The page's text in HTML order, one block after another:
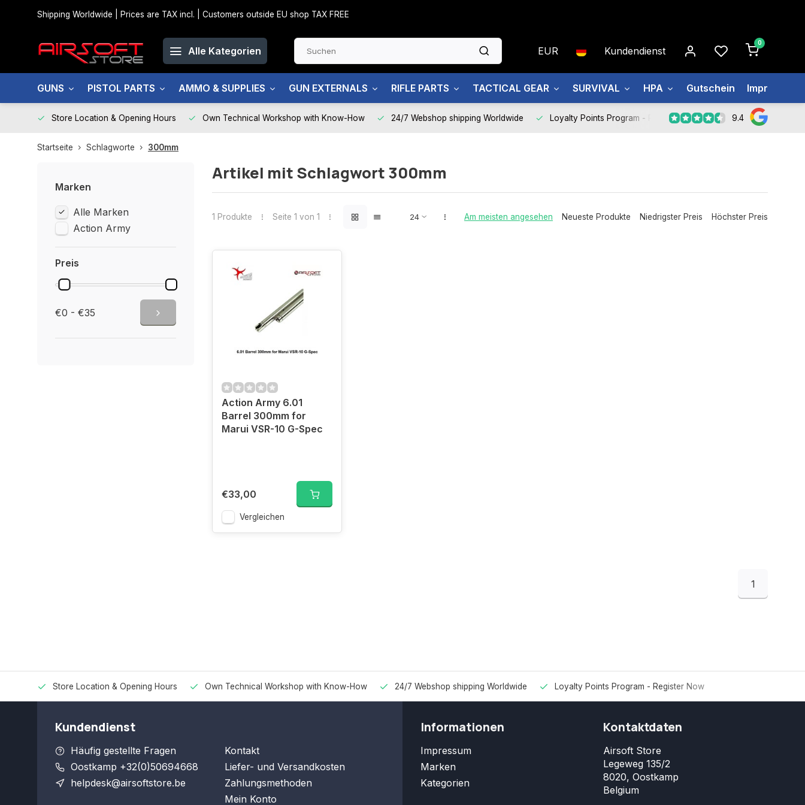
Shipping Worldwide | Prices are TAX incl. | Customers outside EU shop TAX FREE
Alle Kategorien EUR Kundendienst
0
GUNS PISTOL PARTS AMMO & SUPPLIES GUN EXTERNALS RIFLE PARTS TACTICAL GEAR SURVIVAL HPA Gutschein Impressum
Store Location & Opening Hours Own Technical Workshop with Know-How 24/7 Webshop shipping Worldwide Loyalty Points Program - Register Now 9.4
Startseite Schlagworte 300mm
Marken
Alle Marken
Action Army
Preis
€0 - €35
Artikel mit Schlagwort 300mm
1 Produkte Seite 1 von 1 Am meisten angesehen Neueste Produkte Niedrigster Preis Höchster Preis
Action Army 6.01
Barrel 300mm for
Marui VSR-10 G-Spec
€33,00
Vergleichen
1
Store Location & Opening Hours Own Technical Workshop with Know-How 24/7 Webshop shipping Worldwide Loyalty Points Program - Register Now
Kundendienst
Häufig gestellte Fragen
Oostkamp +32(0)50694668
helpdesk@airsoftstore.be
Kontakt
Liefer- und Versandkosten
Zahlungsmethoden
Mein Konto
Informationen
Impressum
Marken
Kategorien
Kontaktdaten
Airsoft Store
Legeweg 135/2
8020, Oostkamp
Belgium